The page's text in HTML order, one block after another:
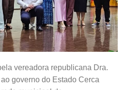
vereadora republicana Dra.
governo do Estado Cerca